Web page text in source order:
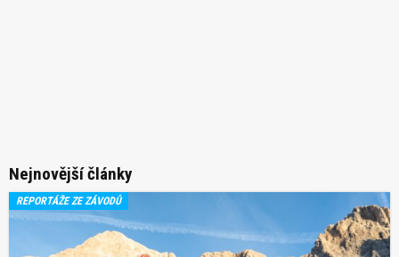
Nejnovější články
REPORTÁŽE ZE ZÁVODŮ